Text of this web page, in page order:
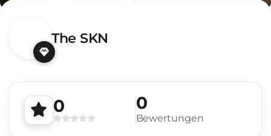
The SKN
0 0
Bewertungen